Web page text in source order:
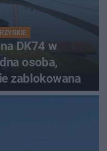
DK74 w
osoba,
zablokowana